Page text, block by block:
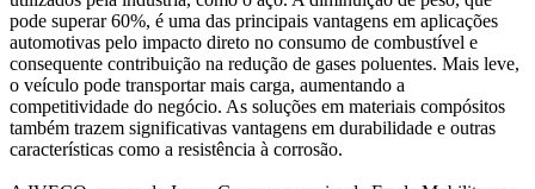
pode superar 60%, é uma das principais vantagens em aplicações
automotivas pelo impacto direto no consumo de combustível e
consequente contribuição na redução de gases poluentes. Mais leve,
o veículo pode transportar mais carga, aumentando a
competitividade do negócio. As soluções em materiais compósitos
também trazem significativas vantagens em durabilidade e outras
características como a resistência à corrosão.